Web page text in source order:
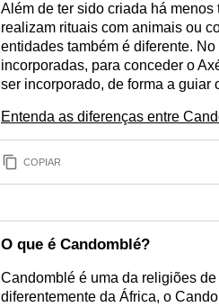
Além de ter sido criada há
realizam rituais com animais ou
entidades também é diferente.
incorporadas, para conceder o
ser incorporado, de forma a guiar
Entenda as diferenças entre
COPIAR
O que é Candomblé?
Candomblé é uma da religiões
diferentemente da África, o